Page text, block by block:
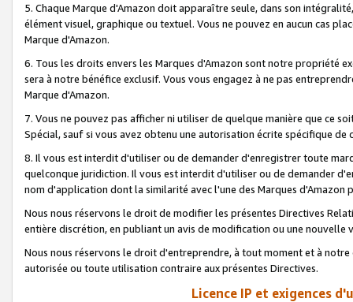
5. Chaque Marque d'Amazon doit apparaître seule, dans son
élément visuel, graphique ou textuel. Vous ne pouvez en aucun cas
Marque d'Amazon.
6. Tous les droits envers les Marques d'Amazon sont notre propriété
sera à notre bénéfice exclusif. Vous vous engagez à ne pas
Marque d'Amazon.
7. Vous ne pouvez pas afficher ni utiliser de quelque manière que ce
Spécial, sauf si vous avez obtenu une autorisation écrite spécifique de
8. Il vous est interdit d'utiliser ou de demander d'enregistrer toute
quelconque juridiction. Il vous est interdit d'utiliser ou de demander
nom d'application dont la similarité avec l'une des Marques
Nous nous réservons le droit de modifier les présentes Directives
entière discrétion, en publiant un avis de modification ou une nouvelle
Nous nous réservons le droit d'entreprendre, à tout moment et à
autorisée ou toute utilisation contraire aux présentes Directives.
Licence IP et exigences